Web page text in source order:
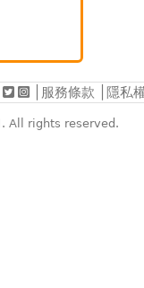
服務條款 隱私
. All rights reserved.